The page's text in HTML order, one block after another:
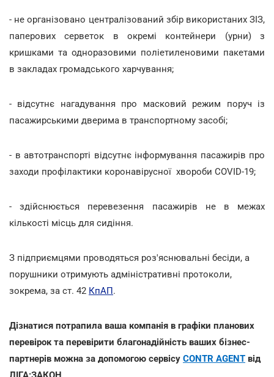
- не організовано централізований збір використаних ЗІЗ,
паперових серветок в окремі контейнери (урни) з
кришками та одноразовими поліетиленовими пакетами
в закладах громадського харчування;
- відсутнє нагадування про масковий режим поруч із
пасажирськими дверима в транспортному засобі;
- в автотранспорті відсутнє інформування пасажирів про
заходи профілактики коронавірусної хвороби COVID-19;
- здійснюється перевезення пасажирів не в межах
кількості місць для сидіння.
З підприємцями проводяться роз'яснювальні бесіди, а
порушники отримують адміністративні протоколи,
зокрема, за ст. 42 КпАП.
Дізнатися потрапила ваша компанія в графіки планових
перевірок та перевірити благонадійність ваших бізнес-
партнерів можна за допомогою сервісу CONTR AGENT від